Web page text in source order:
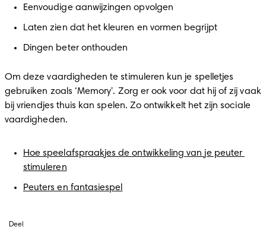
Eenvoudige aanwijzingen opvolgen
Laten zien dat het kleuren en vormen begrijpt
Dingen beter onthouden
Om deze vaardigheden te stimuleren kun je spelletjes
gebruiken zoals ‘Memory'. Zorg er ook voor dat hij of zij vaak
bij vriendjes thuis kan spelen. Zo ontwikkelt het zijn sociale
vaardigheden.
Hoe speelafspraakjes de ontwikkeling van je peuter
stimuleren
Peuters en fantasiespel
Deel